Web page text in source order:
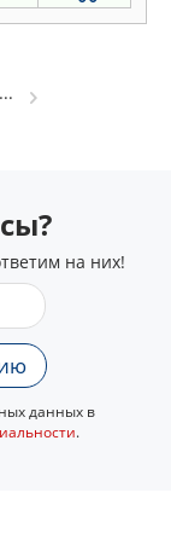
...
на них!
данных в
.